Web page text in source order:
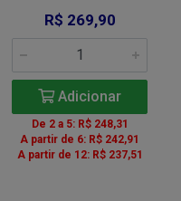
R$ 269,90
Adicionar
De 2 a 5: R$ 248,31
A partir de 6: R$ 242,91
A partir de 12: R$ 237,51